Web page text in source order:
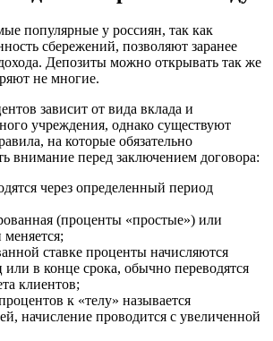
популярные у россиян, так как
сбережений, позволяют заранее
Депозиты можно открывать так же
не многие.
зависит от вида вклада и
учреждения, однако существуют
на которые обязательно
внимание перед заключением договора:
через определенный период
(проценты «простые») или
ставке проценты начисляются
в конце срока, обычно переводятся
клиентов;
к «телу» называется
начисление проводится с увеличенной